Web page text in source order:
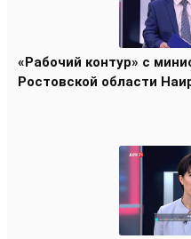
«Рабочий контур» с
Ростовской области